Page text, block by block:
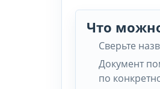
Что
Сверьте
Документ
по